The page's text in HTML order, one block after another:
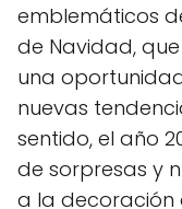
emblemáticos
de Navidad,
una
nuevas
sentido, el año
de sorpresas y
a la decoración